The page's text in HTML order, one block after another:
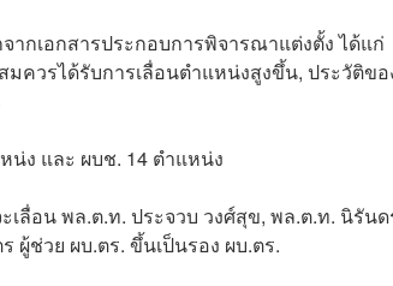
กเอกสารประกอบการพิจารณาแต่งตั้ง ได้แก่
วรได้รับการเลื่อนตำแหน่งสูงขึ้น, ประวัติขอ
น่ง และ ผบช. 14 ตำแหน่ง
เลื่อน พล.ต.ท. ประจวบ วงศ์สุข, พล.ต.ท. นิรันด
ผู้ช่วย ผบ.ตร. ขึ้นเป็นรอง ผบ.ตร.